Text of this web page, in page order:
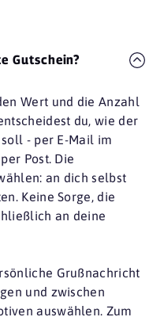
Gutschein?
Wert und die Anzahl
du, wie der
- per E-Mail im
Post. Die
an dich selbst
Keine Sorge, die
an deine
Grußnachricht
und zwischen
auswählen. Zum